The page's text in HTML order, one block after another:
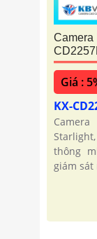
Camera
Giá :
KX-
thông
giám